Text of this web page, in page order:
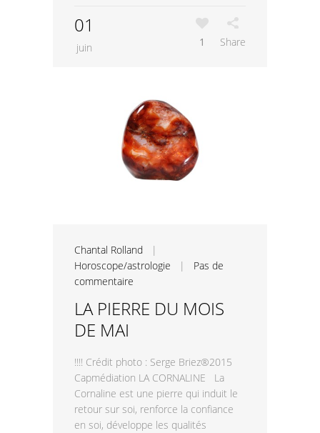
01
juin 1 Share
Chantal Rolland |
Horoscope/astrologie | Pas de
commentaire
LA PIERRE DU MOIS
DE MAI
!!!! Crédit photo : Serge Briez®2015
Capmédiation LA CORNALINE La
Cornaline est une pierre qui induit le
retour sur soi, renforce la confiance
en soi, développe les qualités